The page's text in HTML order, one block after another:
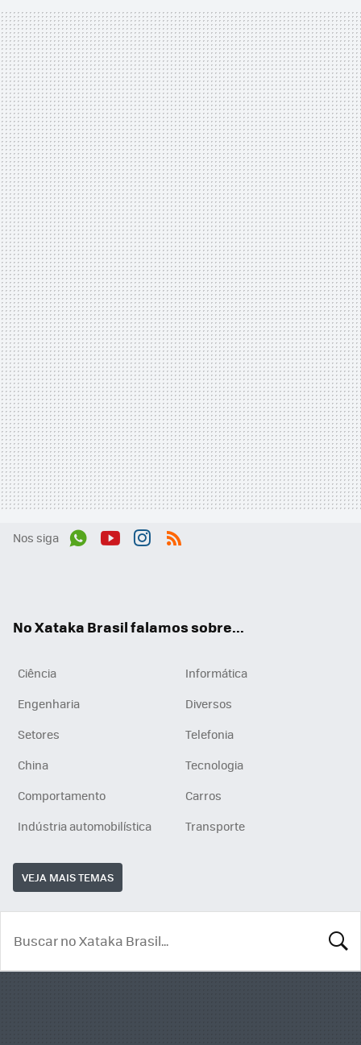
Nos siga
No Xataka Brasil falamos sobre...
Ciência
Informática
Engenharia
Diversos
Setores
Telefonia
China
Tecnologia
Comportamento
Carros
Indústria automobilística
Transporte
VEJA MAIS TEMAS